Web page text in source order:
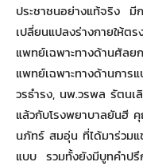
ประชาชนอย่างแท้จริง มีก
เปลี่ยนแปลงร่างกายให้
แพทย์เฉพาะทางด้านศัล
แพทย์เฉพาะทางด้านกา
วรธำรง, นพ.วรพล รัตน
แล้วกับโรงพยาบาลยัน
นภัทร์ สมอุ่น ที่ได้มาร่วม
แบบ รวมทั้งยังมีบูทคำป